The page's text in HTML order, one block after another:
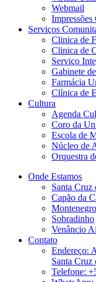
Webmail
Serviços
Clinica de
Clinica de
Serviço
Gabinete
Farmácia
Clínica de
Cultura
Agenda
Coro da
Escola de
Núcleo de
Orquestra
Onde Estamos
Santa Cruz
Capão da
Montenegro
Sobradinho
Venâncio
Contato
Endereço:
Santa
Telefone: